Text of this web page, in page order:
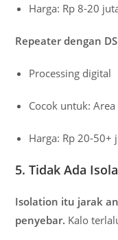
Harga: Rp 8-20
Repeater dengan
Processing digital
Cocok untuk:
Harga: Rp 20-50+
5. Tidak Ada
Isolation itu jarak
penyebar. Kalo